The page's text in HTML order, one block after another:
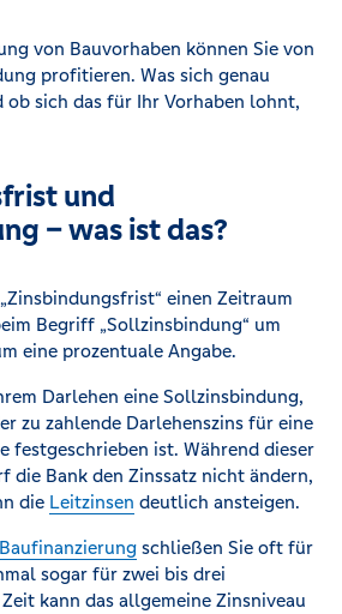
von Bauvorhaben können Sie von
profitieren. Was sich genau
sich das für Ihr Vorhaben lohnt,
und
– was ist das?
einen Zeitraum
Begriff „Sollzinsbindung“ um
eine prozentuale Angabe.
Darlehen eine Sollzinsbindung,
zu zahlende Darlehenszins für eine
festgeschrieben ist. Während dieser
die Bank den Zinssatz nicht ändern,
die Leitzinsen deutlich ansteigen.
Baufinanzierung schließen Sie oft für
sogar für zwei bis drei
kann das allgemeine Zinsniveau